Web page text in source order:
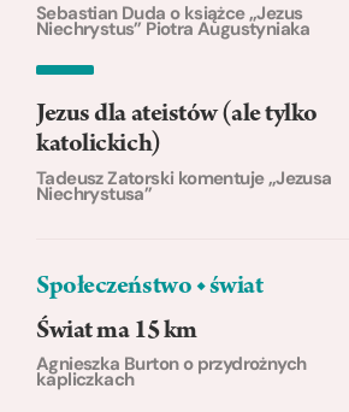
Sebastian Duda o książce „Jezus
Niechrystus” Piotra Augustyniaka
Jezus dla ateistów (ale tylko
katolickich)
Tadeusz Zatorski komentuje „Jezusa
Niechrystusa”
Społeczeństwo ◆ świat
Świat ma 15 km
Agnieszka Burton o przydrożnych
kapliczkach